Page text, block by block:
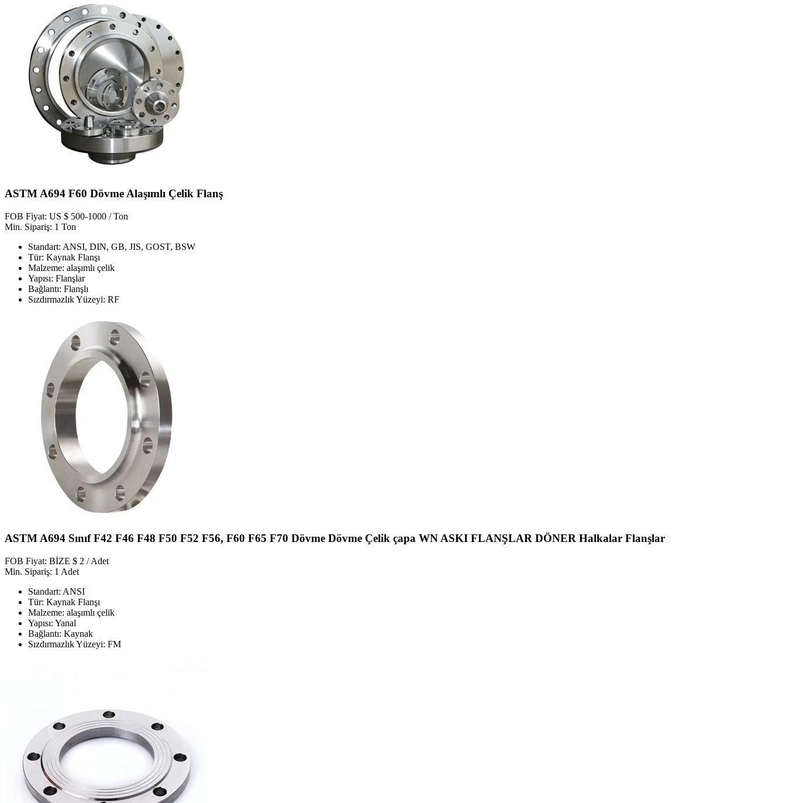
ASTM A694 F60 Dövme Alaşımlı Çelik Flanş
FOB Fiyat: US $ 500-1000 / Ton
Min. Sipariş: 1 Ton
Standart: ANSI, DIN, GB, JIS, GOST, BSW
Tür: Kaynak Flanşı
Malzeme: alaşımlı çelik
Yapısı: Flanşlar
Bağlantı: Flanşlı
Sızdırmazlık Yüzeyi: RF
ASTM A694 Sınıf F42 F46 F48 F50 F52 F56, F60 F65 F70 Dövme Dövme Çelik çapa WN ASKI FLANŞLAR DÖNER Halkalar Flanşlar
FOB Fiyat: BİZE $ 2 / Adet
Min. Sipariş: 1 Adet
Standart: ANSI
Tür: Kaynak Flanşı
Malzeme: alaşımlı çelik
Yapısı: Yanal
Bağlantı: Kaynak
Sızdırmazlık Yüzeyi: FM